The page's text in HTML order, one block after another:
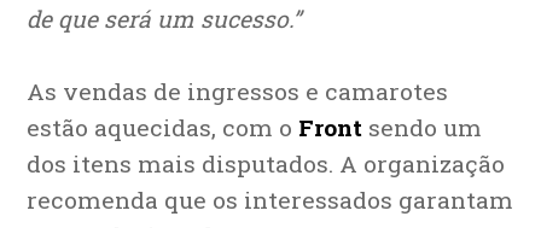
de que será um sucesso.”
As vendas de ingressos e camarotes
estão aquecidas, com o Front sendo um
dos itens mais disputados. A organização
recomenda que os interessados garantam